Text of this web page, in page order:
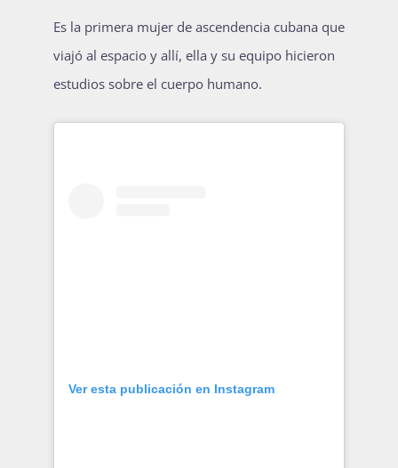
Recursos
Súmate
Es la primera mujer de ascendencia cubana que
viajó al espacio y allí, ella y su equipo hicieron
estudios sobre el cuerpo humano.
Ver esta publicación en Instagram